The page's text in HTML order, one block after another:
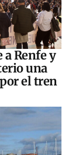
Renfe y
una
el tren